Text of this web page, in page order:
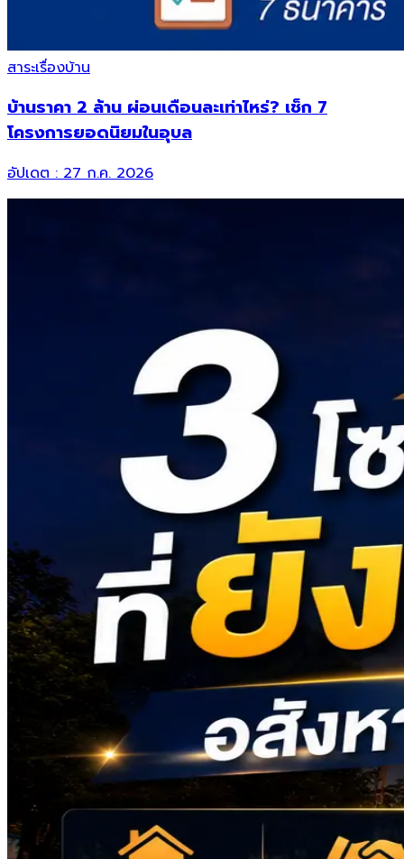
สาระเรื่องบ้าน
บ้านราคา 2 ล้าน ผ่อนเดือนละเท่าไหร่? เช็ก 7
โครงการยอดนิยมในอุบล
อัปเดต :27 ก.ค. 2026